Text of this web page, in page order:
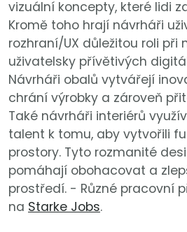
vizuální koncepty, které lidi
Kromě toho hrají návrháři
rozhraní/UX důležitou roli při
uživatelsky přívětivých
Návrháři obalů vytvářejí
chrání výrobky a zároveň
Také návrháři interiérů
talent k tomu, aby vytvořili
prostory. Tyto rozmanité
pomáhají obohacovat a
prostředí. - Různé pracovní
na Starke Jobs.